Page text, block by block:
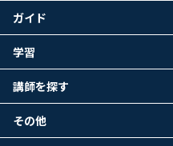
ガイド
学習
講師を探す
その他